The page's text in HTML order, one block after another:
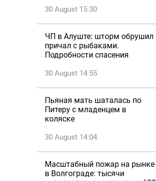
30 August 15:30
ЧП в Алуште: шторм обрушил
причал с рыбаками.
Подробности спасения
30 August 14:55
Пьяная мать шаталась по
Питеру с младенцем в
коляске
30 August 14:04
Масштабный пожар на рынке
в Волгограде: тысячи